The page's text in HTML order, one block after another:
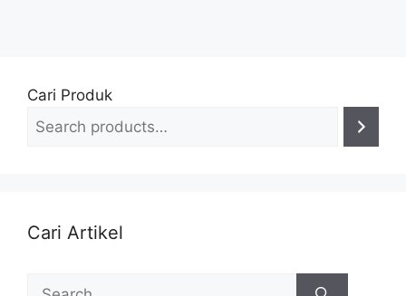
Cari Produk
Cari Artikel
Search